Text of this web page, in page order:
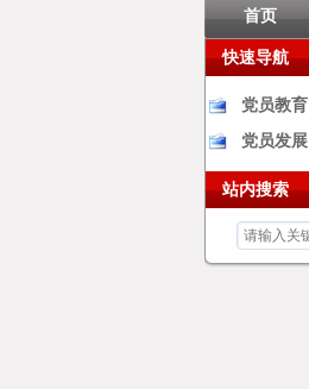
首页
快速导航
党员教育
党员发展
站内搜索